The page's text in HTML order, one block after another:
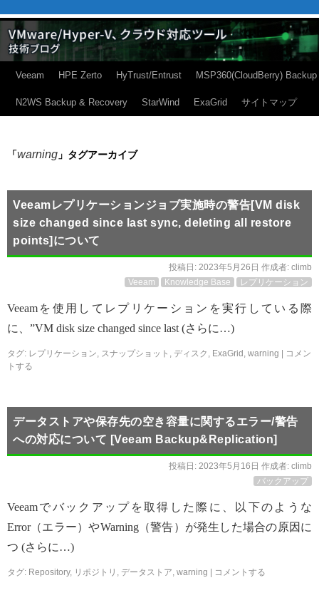
Veeam HPE Zerto HyTrust/Entrust MSP360(CloudBerry) Backup
N2WS Backup & Recovery StarWind ExaGrid サイトマップ
「warning 」タグアーカイブ
Veeamレプリケーションジョブ実施時の警告[VM disk
size changed since last sync, deleting all restore
points]について
投稿日: 2023年5月26日 作成者: climb
Veeam
Knowledge Base レプリケーション
Veeamを使用してレプリケーションを実行している際
に、”VM disk size changed since last (さらに…)
タグ: レプリケーション, スナップショット , ディスク , ExaGrid , warning
コメン
トする
データストアや保存先の空き容量に関するエラー/警告
への対応について [Veeam Backup&Replication]
投稿日: 2023年5月16日 作成者: climb
バックアップ
Veeamでバックアップを取得した際に、以下のような
Error（エラー）やWarning（警告）が発生した場合の原因に
つ (さらに…)
タグ: Repository, リポジトリ , データストア, warning コメントする